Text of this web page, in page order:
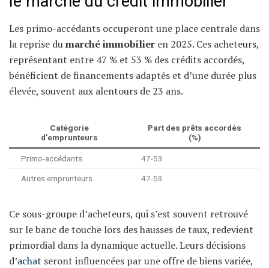
Les primo-accédants occuperont une place centrale dans
la reprise dumarché immobilier en 2025. Ces acheteurs,
représentant entre 47 % et 53 % des crédits accordés,
bénéficient de financements adaptés et d’une durée plus
élevée, souvent aux alentours de 23 ans.
Catégorie
d’emprunteurs
Part des prêts accordés
(%)
Primo-accédants 47-53
Autres emprunteurs 47-53
Ce sous-groupe d’acheteurs, qui s’est souvent retrouvé
sur le banc de touche lors des hausses de taux, redevient
primordial dans la dynamique actuelle. Leurs décisions
d’achat seront influencées par une offre de biens variée,